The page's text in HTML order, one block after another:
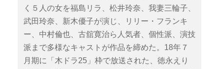
く５人の女を福島リラ、松井玲奈、我妻三輪子、
武田玲奈、新木優子が演じ、リリー・フランキ
ー、中村倫也、古舘寛治ら人気者、個性派、演技
派まで多様なキャストが作品を締めた。18年７
月期に「木ドラ25」枠で放送された、徳永えり